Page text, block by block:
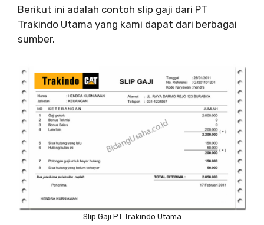
Berikut ini adalah contoh slip gaji dari PT
Trakindo Utama yang kami dapat dari berbagai
sumber.
Slip Gaji PT Trakindo Utama